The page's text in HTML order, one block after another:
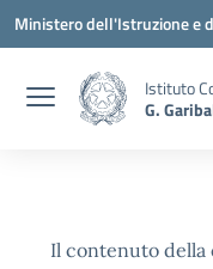
Vai ai contenuti
Vai al menu di navigazione
Vai al footer
Ministero dell'Istruzione e
Istituto
G.
Il contenuto della